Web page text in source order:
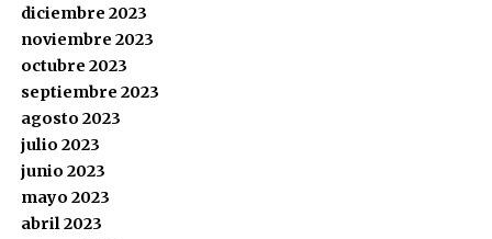
diciembre 2023
noviembre 2023
octubre 2023
septiembre 2023
agosto 2023
julio 2023
junio 2023
mayo 2023
abril 2023